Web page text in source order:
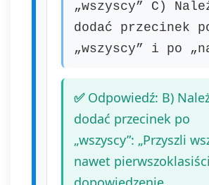
„wszyscy” C)
dodać przecinek
„wszyscy” i po
Odpowiedź: B)
dodać przecinek po
„wszyscy”: „Przyszli
nawet